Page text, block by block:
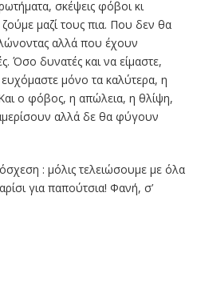
σκέψεις φόβοι κι
μαζί τους πια. Που δεν θα
αλλά που έχουν
Όσο δυνατές και να είμαστε,
μόνο τα καλύτερα, η
Και ο φόβος, η απώλεια, η θλίψη,
αλλά δε θα φύγουν
: μόλις τελειώσουμε με όλα
για παπούτσια! Φανή, σ’